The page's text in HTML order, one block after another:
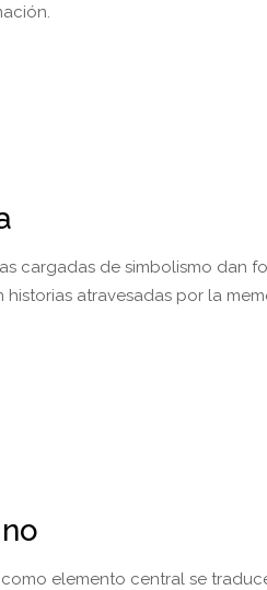
cargadas de simbolismo dan
historias atravesadas por la
elemento central se